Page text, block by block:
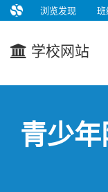
浏览发现 班
学校网站
青少